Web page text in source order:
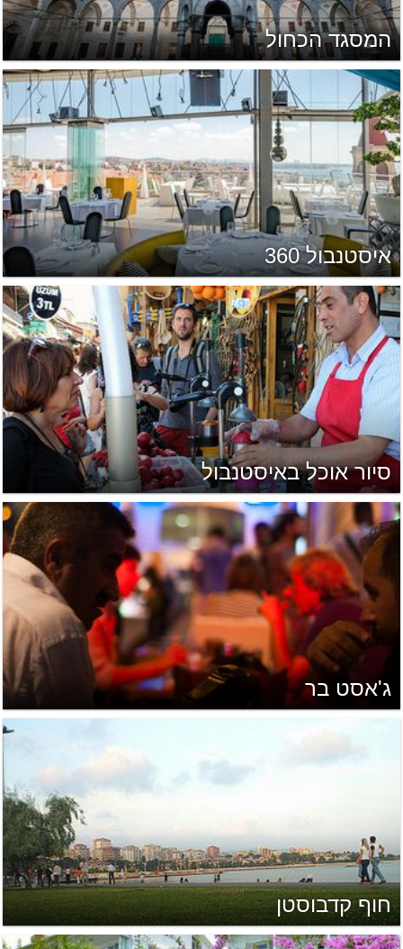
המסגד הכחול
איסטנבול 360
סיור אוכל באיסטנבול
ג'אסט בר
חוף קדבוסטן